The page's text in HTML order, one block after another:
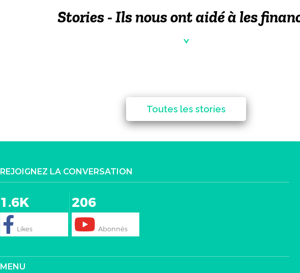
Stories - Ils nous ont aidé à les
Toutes les stories
REJOIGNEZ LA CONVERSATION
1.6K 206
MENU